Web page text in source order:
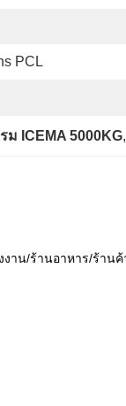
PCL
ICEMA 5000KG,
งาน/ร้านอาหาร/ร้านค้